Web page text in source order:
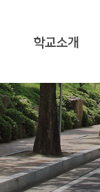
학교소개